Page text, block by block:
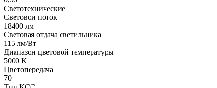
Светотехнические
Световой поток
18400 лм
Световая отдача светильника
115 лм/Вт
Диапазон цветовой температуры
5000 К
Цветопередача
70